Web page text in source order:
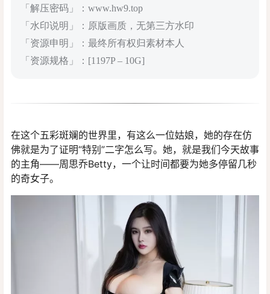
「解压密码」：www.hw9.top
「水印说明」：原版画质，无第三方水印
「资源申明」：最终所有权归素材本人
「资源规格」：[1197P – 10G]
在这个五彩斑斓的世界里，有这么一位姑娘，她的存在仿
佛就是为了证明“特别”二字怎么写。她，就是我们今天故事
的主角——周思乔Betty，一个让时间都要为她多停留几秒
的奇女子。